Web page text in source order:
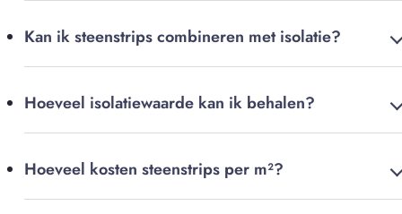
Kan ik steenstrips combineren met isolatie?
Hoeveel isolatiewaarde kan ik behalen?
Hoeveel kosten steenstrips per m²?